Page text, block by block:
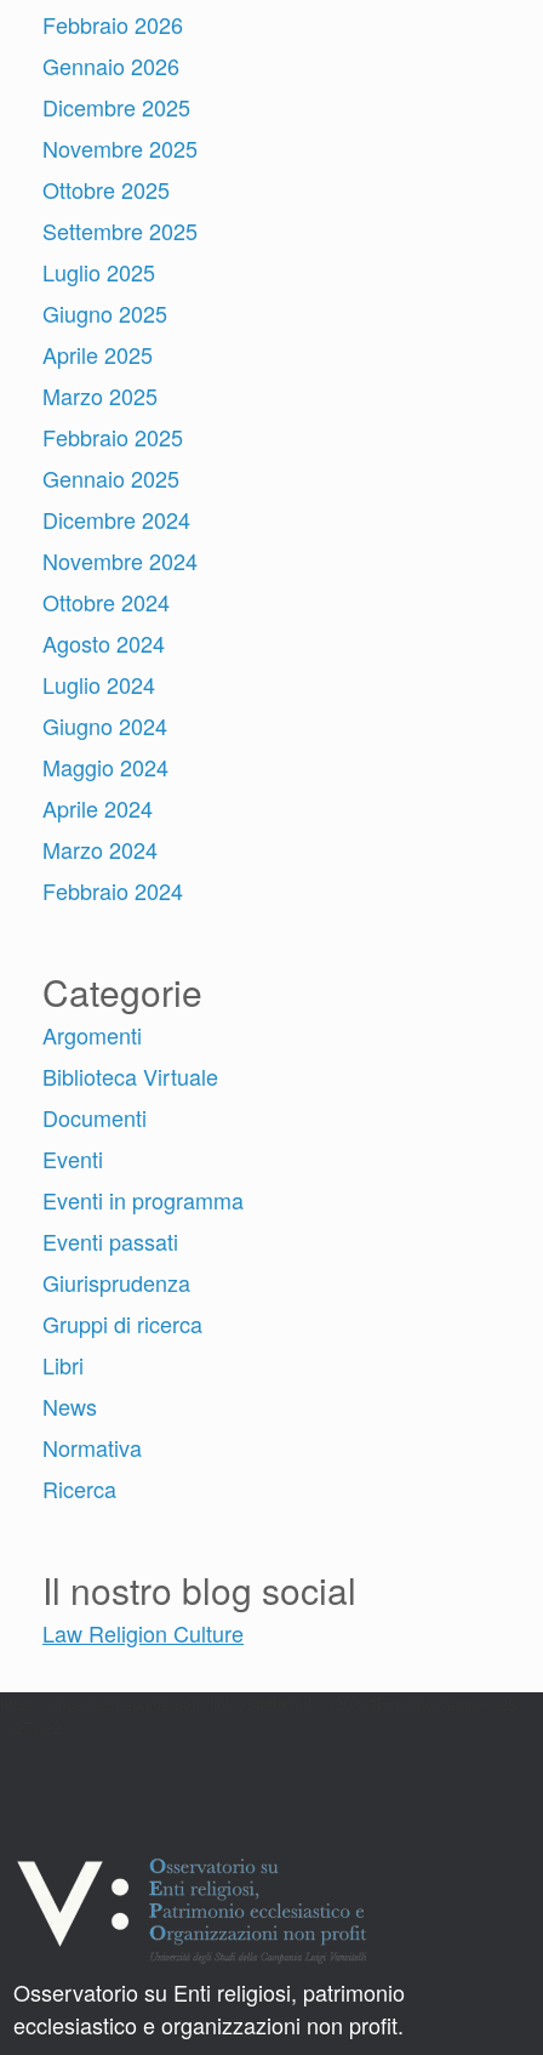
Febbraio 2026
Gennaio 2026
Dicembre 2025
Novembre 2025
Ottobre 2025
Settembre 2025
Luglio 2025
Giugno 2025
Aprile 2025
Marzo 2025
Febbraio 2025
Gennaio 2025
Dicembre 2024
Novembre 2024
Ottobre 2024
Agosto 2024
Luglio 2024
Giugno 2024
Maggio 2024
Aprile 2024
Marzo 2024
Febbraio 2024
Categorie
Argomenti
Biblioteca Virtuale
Documenti
Eventi
Eventi in programma
Eventi passati
Giurisprudenza
Gruppi di ricerca
Libri
News
Normativa
Ricerca
Il nostro blog social
Law Religion Culture
Osservatorio su Enti religiosi, patrimonio
ecclesiastico e organizzazioni non profit.